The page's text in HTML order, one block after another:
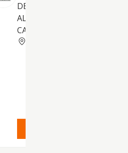
DE RESTAURACION,
ALIMENTACION,
CAFETERIAS Y BARES